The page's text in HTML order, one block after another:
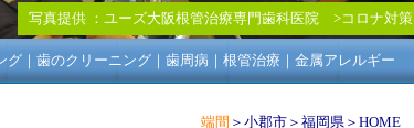
写真提供 ： ユーズ大阪根管治療専門歯科医院 >コロナ対策
グ｜ 歯のクリーニング｜ 歯周病 ｜ 根管治療 ｜ 金属アレルギー
端間 ＞ 小郡市 ＞ 福岡県 ＞ HOME